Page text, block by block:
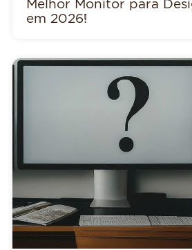
Melhor Monitor para
em 2026!